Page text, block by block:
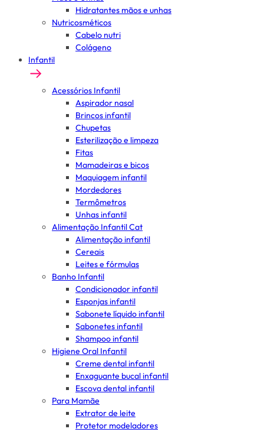
Hidratantes mãos e unhas
Nutricosméticos
Cabelo nutri
Colágeno
Infantil
Acessórios Infantil
Aspirador nasal
Brincos infantil
Chupetas
Esterilização e limpeza
Fitas
Mamadeiras e bicos
Maquiagem infantil
Mordedores
Termômetros
Unhas infantil
Alimentação Infantil Cat
Alimentação infantil
Cereais
Leites e fórmulas
Banho Infantil
Condicionador infantil
Esponjas infantil
Sabonete líquido infantil
Sabonetes infantil
Shampoo infantil
Higiene Oral Infantil
Creme dental infantil
Enxaguante bucal infantil
Escova dental infantil
Para Mamãe
Extrator de leite
Protetor modeladores